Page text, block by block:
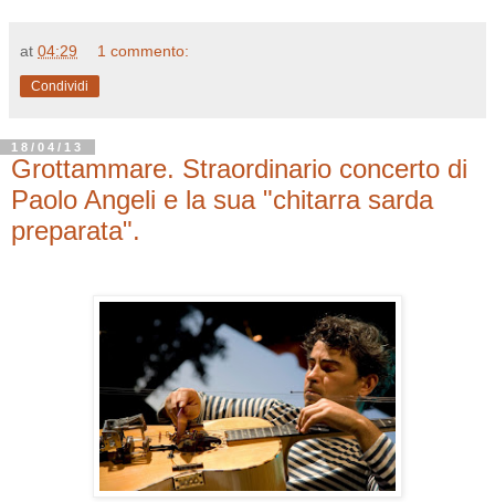
at 04:29 1 commento:
Condividi
18/04/13
Grottammare. Straordinario concerto di
Paolo Angeli e la sua "chitarra sarda
preparata".